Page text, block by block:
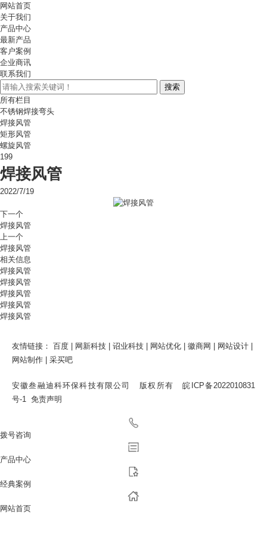
网站首页
关于我们
产品中心
最新产品
客户案例
企业商讯
联系我们
所有栏目
不锈钢焊接弯头
焊接风管
矩形风管
螺旋风管
199
焊接风管
2022/7/19
下一个
焊接风管
上一个
焊接风管
相关信息
焊接风管
焊接风管
焊接风管
焊接风管
焊接风管
友情链接： 百度 网新科技 诏业科技 网站优化 徽商网 网站设计
网站制作
采买吧
安徽叁融迪科环保科技有限公司 版权所有皖ICP备2022010831
号-1 免责声明
拨号咨询
产品中心
经典案例
网站首页